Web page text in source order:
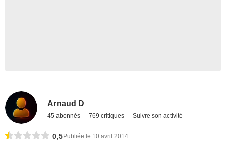
Arnaud D
45 abonnés 769 critiques Suivre son activité
0,5 Publiée le 10 avril 2014